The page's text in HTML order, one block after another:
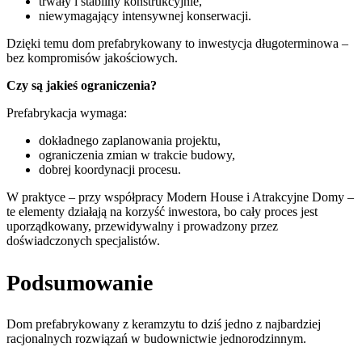
niewymagający intensywnej konserwacji.
Dzięki temu dom prefabrykowany to inwestycja długoterminowa –
bez kompromisów jakościowych.
Czy są jakieś ograniczenia?
Prefabrykacja wymaga:
dokładnego zaplanowania projektu,
ograniczenia zmian w trakcie budowy,
dobrej koordynacji procesu.
W praktyce – przy współpracy Modern House i Atrakcyjne Domy –
te elementy działają na korzyść inwestora, bo cały proces jest
uporządkowany, przewidywalny i prowadzony przez
doświadczonych specjalistów.
Podsumowanie
Dom prefabrykowany z keramzytu to dziś jedno z najbardziej
racjonalnych rozwiązań w budownictwie jednorodzinnym.